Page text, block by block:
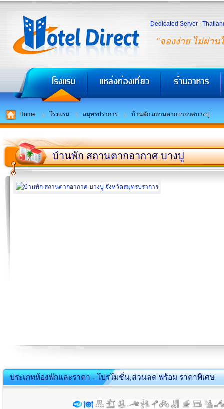
"จองง่าย ไม่ผ่าน
Dedicated Server
Home โรงแรม สมุทรปราการ บ้านพัก สถานตากอากาศบางปู
บ้านพัก สถานตากอากาศ บางปู
ประเภทห้องพักและราคา - โปรโมชั่น,ส่วนลด พร้อม ราคาพิเศษ